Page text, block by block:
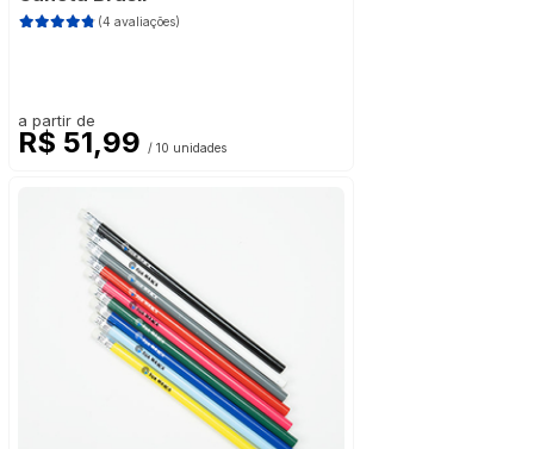
(4 avaliações)
a partir de
R$ 51,99 / 10 unidades